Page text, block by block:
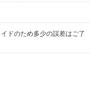
ドのため多少の誤差はご了